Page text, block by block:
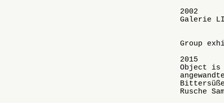
2002
Galerie
Group
2015
Object is
Rusche